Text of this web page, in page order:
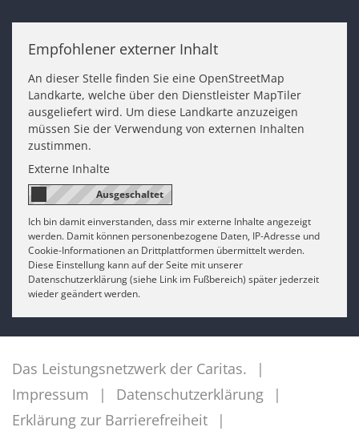
Empfohlener externer Inhalt
An dieser Stelle finden Sie eine OpenStreetMap
Landkarte, welche über den Dienstleister MapTiler
ausgeliefert wird. Um diese Landkarte anzuzeigen
müssen Sie der Verwendung von externen Inhalten
zustimmen.
Externe Inhalte
Ich bin damit einverstanden, dass mir externe Inhalte angezeigt
werden. Damit können personenbezogene Daten, IP-Adresse und
Cookie-Informationen an Drittplattformen übermittelt werden.
Diese Einstellung kann auf der Seite mit unserer
Datenschutzerklärung (siehe Link im Fußbereich) später jederzeit
wieder geändert werden.
Das Leistungsnetzwerk der Caritas.
Impressum
Datenschutzerklärung
Erklärung zur Barrierefreiheit